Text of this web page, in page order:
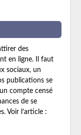
des
en ligne. Il faut
sociaux, un
publications se
compte censé
de se
Voir l’article :